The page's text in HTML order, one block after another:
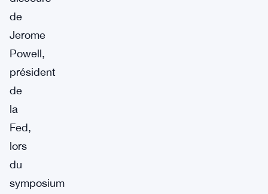
de
Jerome
Powell,
président
de
la
Fed,
lors
du
symposium